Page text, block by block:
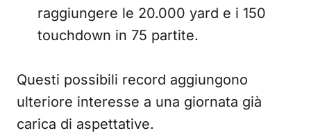
raggiungere le 20.000 yard e i 150
touchdown in 75 partite.
Questi possibili record aggiungono
ulteriore interesse a una giornata già
carica di aspettative.